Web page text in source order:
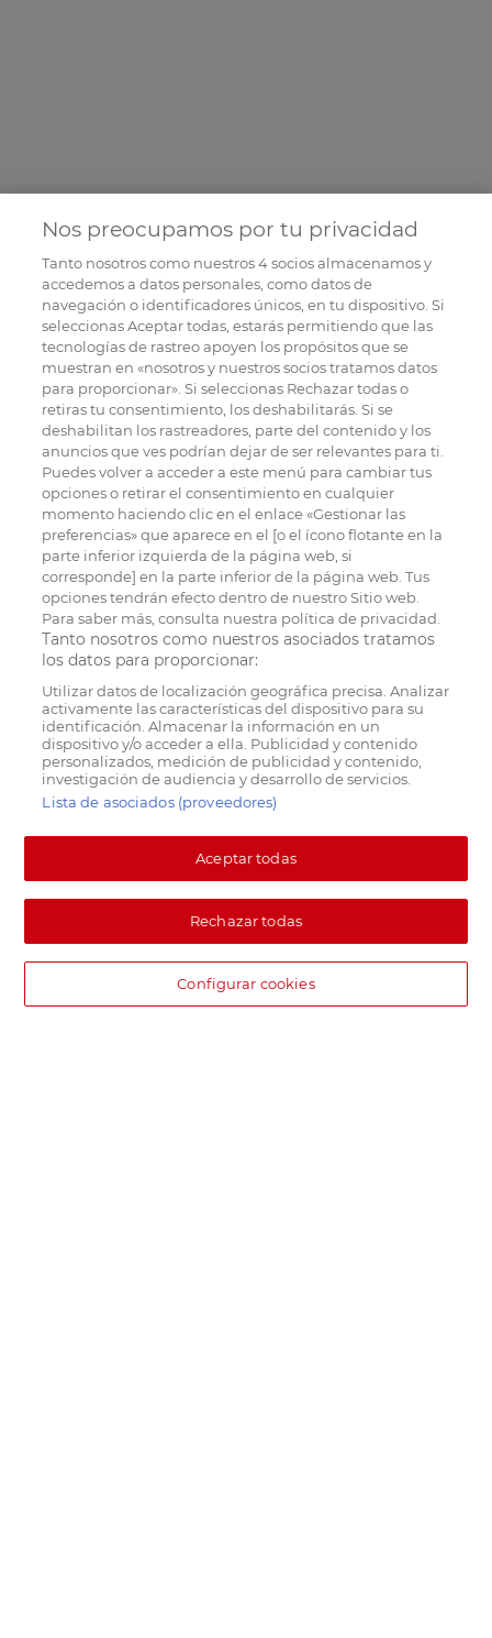
Nos preocupamos por tu privacidad
Tanto nosotros como nuestros4socios almacenamos y
accedemos a datos personales, como datos de
navegación o identificadores únicos, en tu dispositivo. Si
seleccionas Aceptar todas, estarás permitiendo que las
tecnologías de rastreo apoyen los propósitos que se
muestran en «nosotros y nuestros socios tratamos datos
para proporcionar». Si seleccionas Rechazar todas o
retiras tu consentimiento, los deshabilitarás. Si se
deshabilitan los rastreadores, parte del contenido y los
anuncios que ves podrían dejar de ser relevantes para ti.
Puedes volver a acceder a este menú para cambiar tus
opciones o retirar el consentimiento en cualquier
momento haciendo clic en el enlace «Gestionar las
preferencias» que aparece en el [o el ícono flotante en la
parte inferior izquierda de la página web, si
corresponde] en la parte inferior de la página web. Tus
opciones tendrán efecto dentro de nuestro Sitio web.
Para saber más, consulta nuestra política de privacidad.
Tanto nosotros como nuestros asociados tratamos
los datos para proporcionar:
Utilizar datos de localización geográfica precisa. Analizar
activamente las características del dispositivo para su
identificación. Almacenar la información en un
dispositivo y/o acceder a ella. Publicidad y contenido
personalizados, medición de publicidad y contenido,
investigación de audiencia y desarrollo de servicios.
Lista de asociados (proveedores)
Aceptar todas
Rechazar todas
Configurar cookies